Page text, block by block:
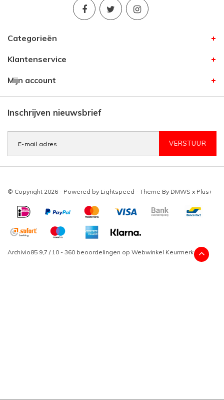
Categorieën
Klantenservice
Mijn account
Inschrijven nieuwsbrief
VERSTUUR
© Copyright 2026 - Powered by Lightspeed - Theme By DMWS x Plus+
Archivio85 9,7 / 10 - 360 beoordelingen op Webwinkel Keurmerk